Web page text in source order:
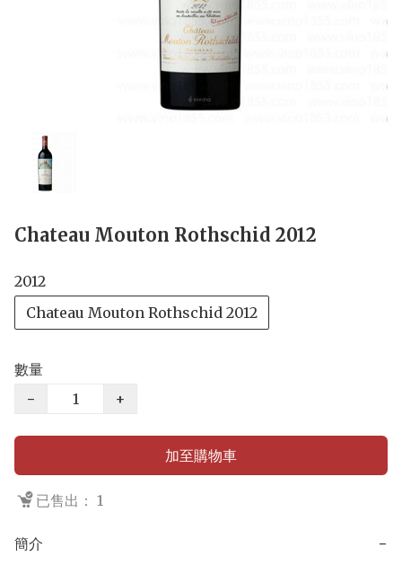
Chateau Mouton Rothschid 2012
2012
Chateau Mouton Rothschid 2012
數量
−
+
加至購物車
已售出： 1
簡介 −